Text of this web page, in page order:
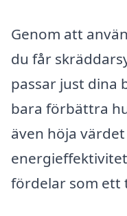
Genom att
du får
passar just dina
bara förbättra
även höja
fördelar som ett